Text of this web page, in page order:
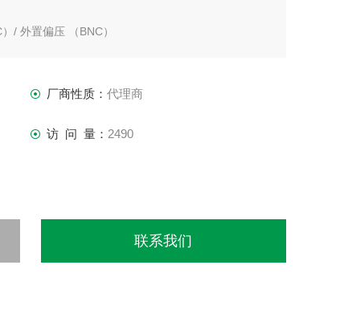
/ 外置偏压 （BNC）
厂商性质： 代理商
访 问 量： 2490
联系我们